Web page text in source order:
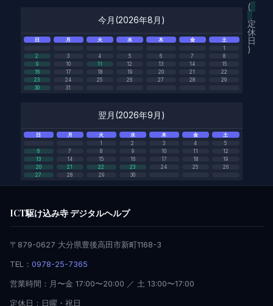
今月(2026年8月)
日 月 火 水 木 金
土
1
2
3 4 5 6 7
8
9
10 11 12 13 14
15
16
17 18 19 20 21
22
23
24 25 26 27 28
29
30
31
翌月(2026年9月)
日 月 火 水 木 金
土
1
2 3 4
5
6
7 8 9 10 11
12
13
14 15 16 17 18
19
20
21 22 23 24 25
26
27
28 29 30
(
定
休
日
)
ICT駆け込み寺 デジタルヘルプ
〒879-0627 大分県豊後高田市新町1168-3
TEL： 0978-25-7365
営業時間：月〜金 17:00〜20:00 ／ 土 13:00〜17:00
定休日：日曜・祝日